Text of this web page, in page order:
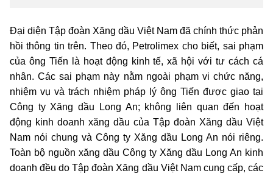
Đại diện Tập đoàn Xăng dầu Việt Nam đã chính thức phản
hồi thông tin trên. Theo đó, Petrolimex cho biết, sai phạm
của ông Tiến là hoạt động kinh tế, xã hội với tư cách cá
nhân. Các sai phạm này nằm ngoài phạm vi chức năng,
nhiệm vụ và trách nhiệm pháp lý ông Tiến được giao tại
Công ty Xăng dầu Long An; không liên quan đến hoạt
động kinh doanh xăng dầu của Tập đoàn Xăng dầu Việt
Nam nói chung và Công ty Xăng dầu Long An nói riêng.
Toàn bộ nguồn xăng dầu Công ty Xăng dầu Long An kinh
doanh đều do Tập đoàn Xăng dầu Việt Nam cung cấp, các